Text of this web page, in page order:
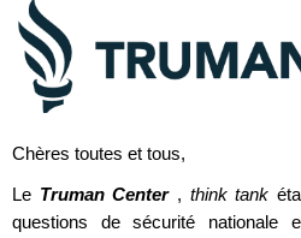
Chères toutes et tous,
Le Truman Center , think tank
questions de sécurité nationale